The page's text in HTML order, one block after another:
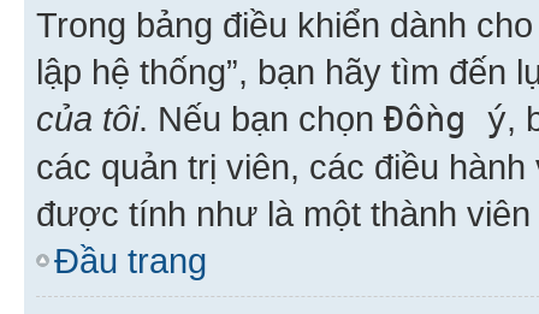
Trong bảng điều khiển dành
lập hệ thống”, bạn hãy tìm đến
của tôi. Nếu bạn chọn Đồng ý,
các quản trị viên, các điều
được tính như là một thành viên
Đầu trang